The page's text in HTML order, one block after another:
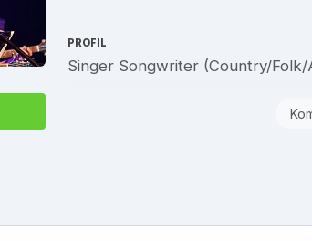
PROFIL
Singer Songwriter (Country/